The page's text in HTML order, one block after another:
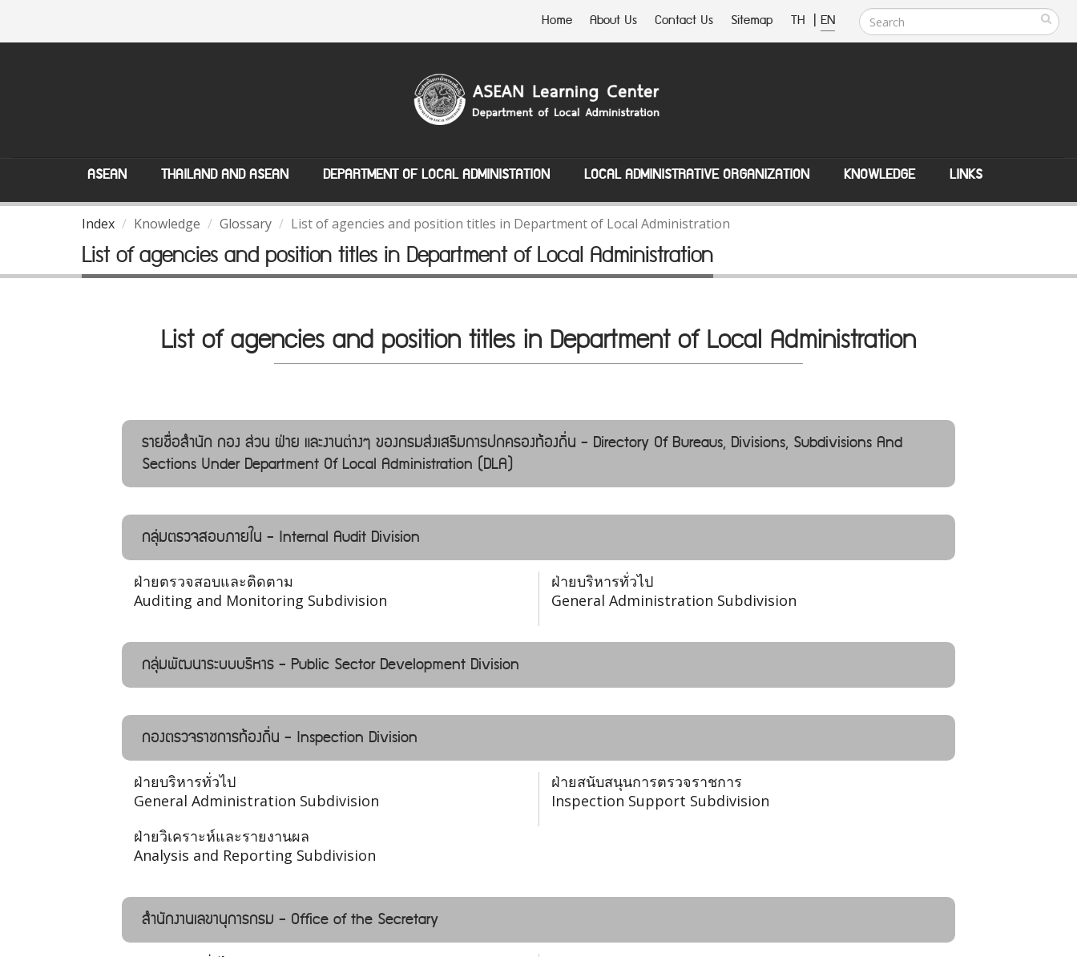
Home About Us Contact Us Sitemap TH | EN
ASEAN THAILAND AND ASEAN DEPARTMENT OF LOCAL ADMINISTATION LOCAL ADMINISTRATIVE ORGANIZATION KNOWLEDGE LINKS
Index Knowledge Glossary List of agencies and position titles in Department of Local Administration
List of agencies and position titles in Department of Local Administration
List of agencies and position titles in Department of Local Administration
รายชื่อสำนัก กอง ส่วน ฝ่าย และงานต่างๆ ของกรมส่งเสริมการปกครองท้องถิ่น - Directory Of Bureaus, Divisions, Subdivisions And
Sections Under Department Of Local Administration (DLA)
กลุ่มตรวจสอบภายใน - Internal Audit Division
ฝ่ายตรวจสอบและติดตาม
Auditing and Monitoring Subdivision
ฝ่ายบริหารทั่วไป
General Administration Subdivision
กลุ่มพัฒนาระบบบริหาร - Public Sector Development Division
กองตรวจราชการท้องถิ่น - Inspection Division
ฝ่ายบริหารทั่วไป
General Administration Subdivision
ฝ่ายสนับสนุนการตรวจราชการ
Inspection Support Subdivision
ฝ่ายวิเคราะห์และรายงานผล
Analysis and Reporting Subdivision
สำนักงานเลขานุการกรม - Office of the Secretary